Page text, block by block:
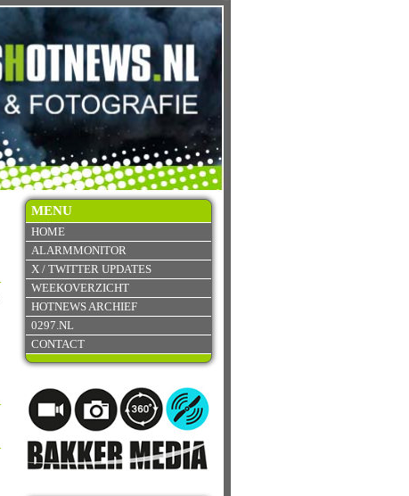
MENU
HOME
ALARMMONITOR
X / TWITTER UPDATES
WEEKOVERZICHT
HOTNEWS ARCHIEF
0297.NL
CONTACT